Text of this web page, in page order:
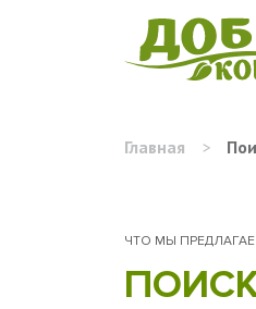
Главная >
ЧТО МЫ